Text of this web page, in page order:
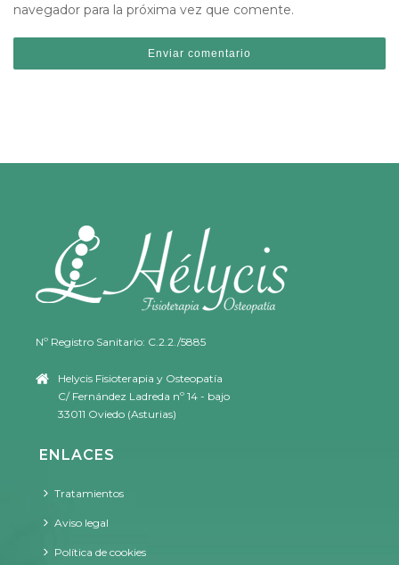
navegador para la próxima vez que comente.
Nº Registro Sanitario: C.2.2./5885
Helycis Fisioterapia y Osteopatía
C/ Fernández Ladreda nº 14 - bajo
33011 Oviedo (Asturias)
ENLACES
Tratamientos
Aviso legal
Política de cookies